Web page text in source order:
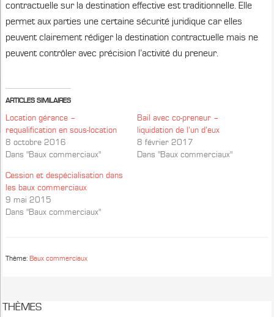
contractuelle sur la destination effective est traditionnelle. Elle
permet aux parties une certaine sécurité juridique car elles
peuvent clairement rédiger la destination contractuelle mais ne
peuvent contrôler avec précision l’activité du preneur.
ARTICLES SIMILAIRES
Location gérance –
requalification en sous-location
8 octobre 2016
Dans "Baux commerciaux"
Bail avec co-preneur –
liquidation de l’un d’eux
8 février 2017
Dans "Baux commerciaux"
Cession et despécialisation dans
les baux commerciaux
9 mai 2015
Dans "Baux commerciaux"
Thème:Baux commerciaux
THÈMES